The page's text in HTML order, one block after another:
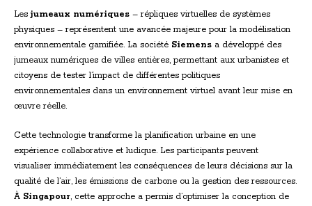
Lesjumeaux numériques – répliques virtuelles de systèmes
physiques – représentent une avancée majeure pour la modélisation
environnementale gamifiée. La société Siemens a développé des
jumeaux numériques de villes entières, permettant aux urbanistes et
citoyens de tester l’impact de différentes politiques
environnementales dans un environnement virtuel avant leur mise en
œuvre réelle.
Cette technologie transforme la planification urbaine en une
expérience collaborative et ludique. Les participants peuvent
visualiser immédiatement les conséquences de leurs décisions sur la
qualité de l’air, les émissions de carbone ou la gestion des ressources.
À Singapour, cette approche a permis d’optimiser la conception de